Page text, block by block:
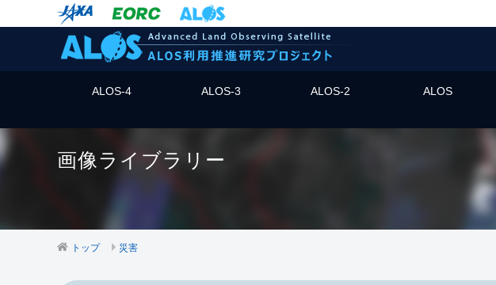
ALOS-4 ALOS-3 ALOS-2 ALOS
画像ライブラリー
トップ 災害